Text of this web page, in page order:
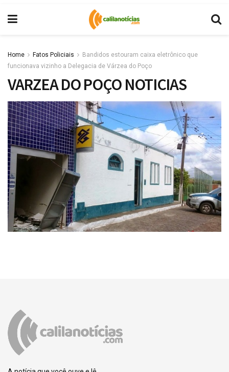
Home Fatos Policiais
Bandidos estouram caixa eletrônico que
funcionava vizinho a Delegacia de Várzea do Poço
VARZEA DO POÇO NOTICIAS